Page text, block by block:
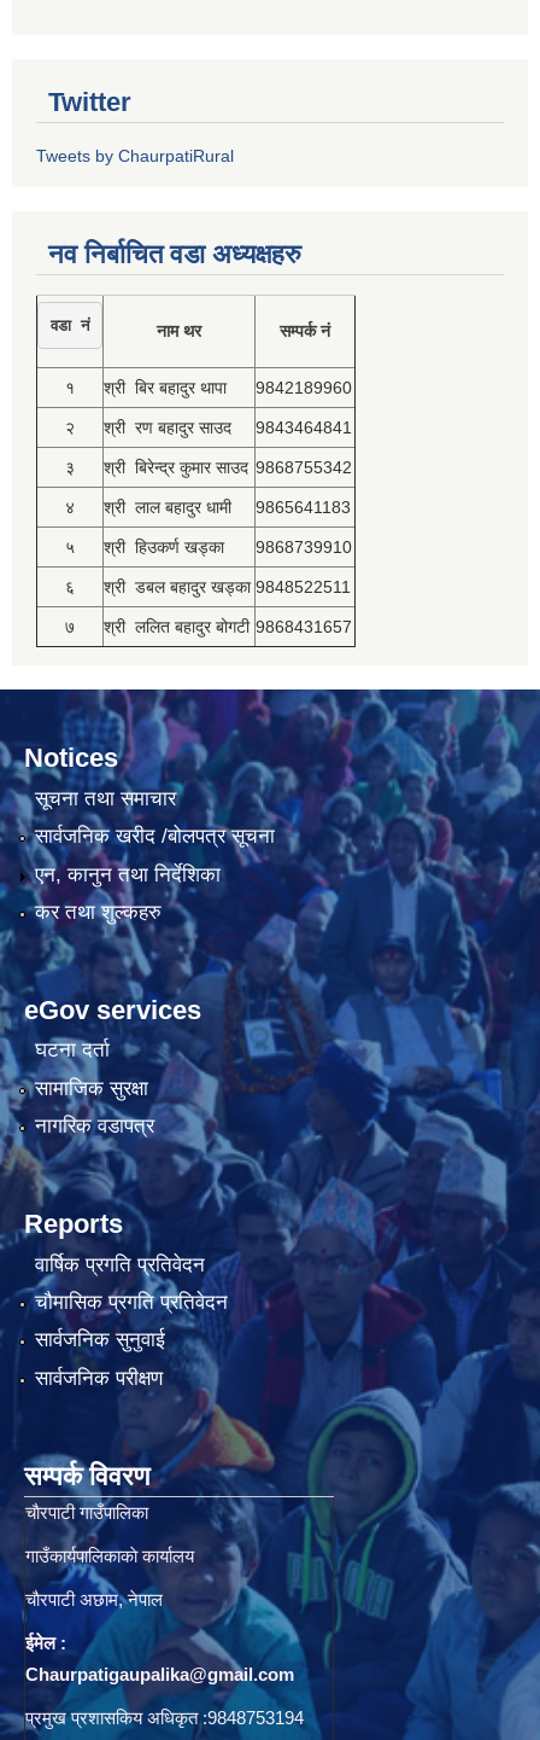
Twitter
Tweets by ChaurpatiRural
नव निर्बाचित वडा अध्यक्षहरु
वडा नं नाम थर सम्पर्क नं
१ श्री बिर बहादुर थापा 9842189960
२ श्री रण बहादुर साउद 9843464841
३ श्री बिरेन्द्र कुमार साउद 9868755342
४ श्री लाल बहादुर धामी 9865641183
५ श्री हिउकर्ण खड्का 9868739910
६ श्री डबल बहादुर खड्का 9848522511
७ श्री ललित बहादुर बोगटी 9868431657
Notices
सूचना तथा समाचार
सार्वजनिक खरीद /बोलपत्र सूचना
एन, कानुन तथा निर्देशिका
कर तथा शुल्कहरु
eGov services
घटना दर्ता
सामाजिक सुरक्षा
नागरिक वडापत्र
Reports
वार्षिक प्रगति प्रतिवेदन
चौमासिक प्रगति प्रतिवेदन
सार्वजनिक सुनुवाई
सार्वजनिक परीक्षण
सम्पर्क विवरण
चाैरपाटी गाउँपालिका
गाउँकार्यपालिकाकाे कार्यालय
चाैरपाटी अछाम, नेपाल
ईमेल :
Chaurpatigaupalika@gmail.com
प्रमुख प्रशासकिय अधिकृत :9848753194